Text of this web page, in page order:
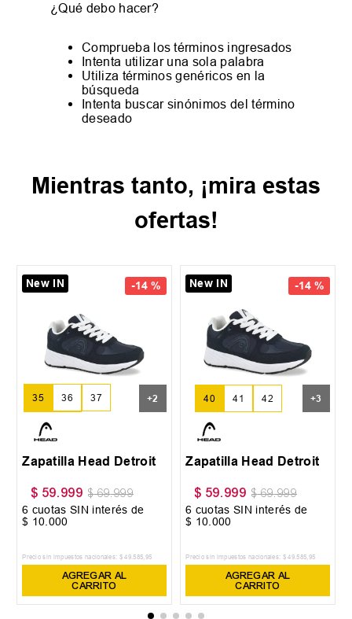
¿Qué debo hacer?
Comprueba los términos ingresados
Intenta utilizar una sola palabra
Utiliza términos genéricos en la
búsqueda
Intenta buscar sinónimos del término
deseado
Mientras tanto, ¡mira estas
ofertas!
-14 %
New IN
35 36 37
38
+2
Zapatilla Head Detroit
$ 59.999 $ 69.999
6 cuotas SIN interés de
$ 10 000
Precio sin impuestos nacionales: $ 49.585,95
AGREGAR AL
CARRITO
-14 %
New IN
40 41 42 +3
Zapatilla Head Detroit
$ 59.999 $ 69.999
6 cuotas SIN interés de
$ 10 000
Precio sin impuestos nacionales: $ 49.585,95
AGREGAR AL
CARRITO